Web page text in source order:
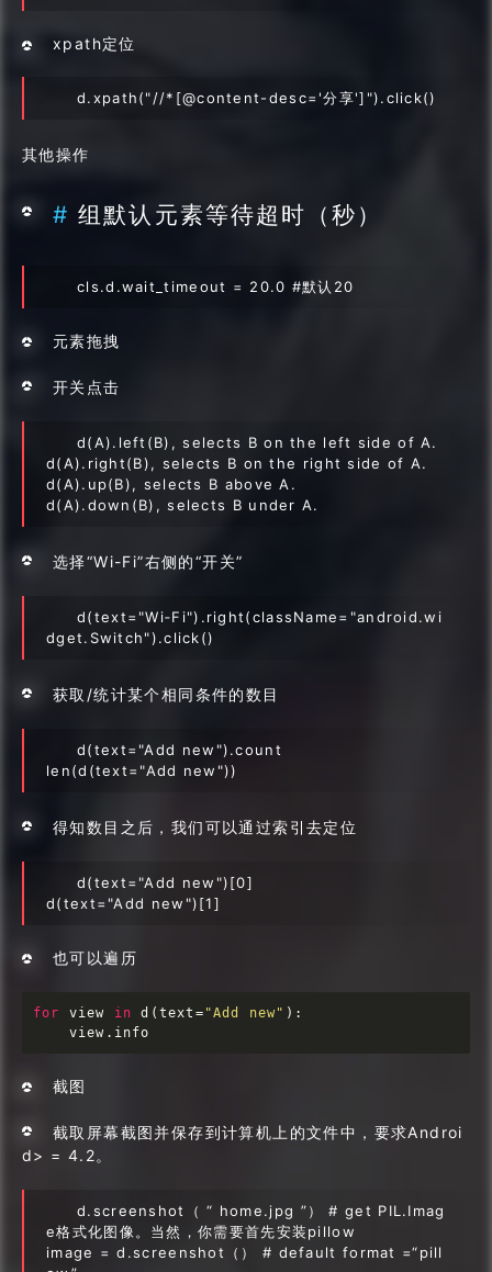
xpath定位
d.xpath("//*[@content-desc='分享']").click()
其他操作
组默认元素等待超时（秒）
cls.d.wait_timeout = 20.0 #默认20
元素拖拽
开关点击
d(A).left(B), selects B on the left side of A.
d(A).right(B), selects B on the right side of A.
d(A).up(B), selects B above A.
d(A).down(B), selects B under A.
选择“Wi-Fi”右侧的“开关”
d(text="Wi‑Fi").right(className="android.wi
dget.Switch").click()
获取/统计某个相同条件的数目
d(text="Add new").count
len(d(text="Add new"))
得知数目之后，我们可以通过索引去定位
d(text="Add new")[0]
d(text="Add new")[1]
也可以遍历
for view in d(text= "Add new" ):
    view.info
截图
截取屏幕截图并保存到计算机上的文件中，要求Androi
d> = 4.2。
d.screenshot（ “ home.jpg ”） # get PIL.Imag
e格式化图像。当然，你需要首先安装pillow
image = d.screenshot（） # default format =“pill